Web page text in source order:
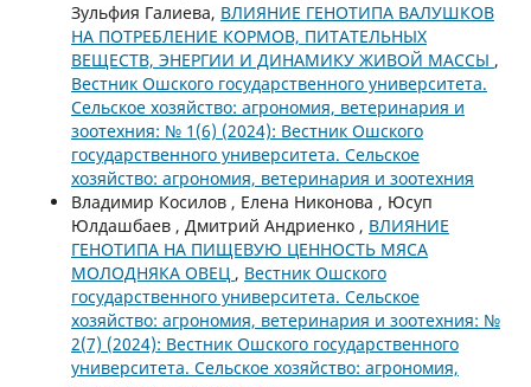
Зульфия Галиева, ВЛИЯНИЕ ГЕНОТИПА ВАЛУШКОВ
НА ПОТРЕБЛЕНИЕ КОРМОВ, ПИТАТЕЛЬНЫХ
ВЕЩЕСТВ, ЭНЕРГИИ И ДИНАМИКУ ЖИВОЙ МАССЫ ,
Вестник Ошского государственного университета.
Сельское хозяйство: агрономия, ветеринария и
зоотехния: № 1(6) (2024): Вестник Ошского
государственного университета. Сельское
хозяйство: агрономия, ветеринария и зоотехния
Владимир Косилов , Елена Никонова , Юсуп
Юлдашбаев , Дмитрий Андриенко , ВЛИЯНИЕ
ГЕНОТИПА НА ПИЩЕВУЮ ЦЕННОСТЬ МЯСА
МОЛОДНЯКА ОВЕЦ , Вестник Ошского
государственного университета. Сельское
хозяйство: агрономия, ветеринария и зоотехния: №
2(7) (2024): Вестник Ошского государственного
университета. Сельское хозяйство: агрономия,